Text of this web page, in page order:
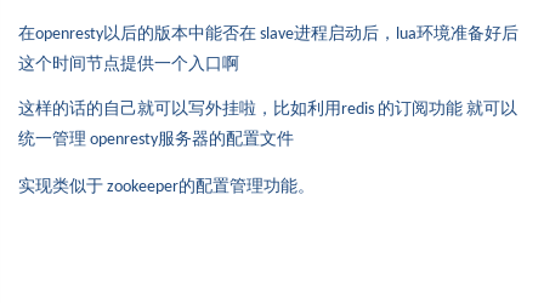
在openresty以后的版本中能否在 slave进程启动后， lua环境准备好后
这个时间节点提供一个入口啊
这样的话的自己就可以写外挂啦，比如利用redis 的订阅功能就可以
统一管理 openresty服务器的配置文件
实现类似于 zookeeper的配置管理功能。